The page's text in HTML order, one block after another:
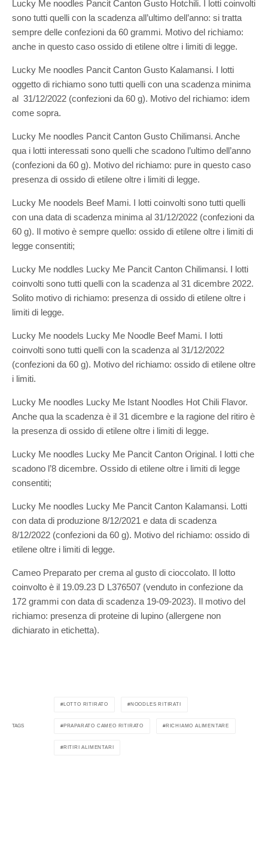
Lucky Me noodles Pancit Canton Gusto Hotchili. I lotti coinvolti
sono tutti quelli con la scadenza all’ultimo dell’anno: si tratta
sempre delle confezioni da 60 grammi. Motivo del richiamo:
anche in questo caso ossido di etilene oltre i limiti di legge.
Lucky Me noodles Pancit Canton Gusto Kalamansi. I lotti
oggetto di richiamo sono tutti quelli con una scadenza minima
al 31/12/2022 (confezioni da 60 g). Motivo del richiamo: idem
come sopra.
Lucky Me noodles Pancit Canton Gusto Chilimansi. Anche
qua i lotti interessati sono quelli che scadono l’ultimo dell’anno
(confezioni da 60 g). Motivo del richiamo: pure in questo caso
presenza di ossido di etilene oltre i limiti di legge.
Lucky Me noodels Beef Mami. I lotti coinvolti sono tutti quelli
con una data di scadenza minima al 31/12/2022 (confezioni da
60 g). Il motivo è sempre quello: ossido di etilene oltre i limiti di
legge consentiti;
Lucky Me noddles Lucky Me Pancit Canton Chilimansi. I lotti
coinvolti sono tutti quelli con la scadenza al 31 dicembre 2022.
Solito motivo di richiamo: presenza di ossido di etilene oltre i
limiti di legge.
Lucky Me noodels Lucky Me Noodle Beef Mami. I lotti
coinvolti sono tutti quelli con la scadenza al 31/12/2022
(confezioni da 60 g). Motivo del richiamo: ossido di etilene oltre
i limiti.
Lucky Me noodles Lucky Me Istant Noodles Hot Chili Flavor.
Anche qua la scadenza è il 31 dicembre e la ragione del ritiro è
la presenza di ossido di etilene oltre i limiti di legge.
Lucky Me noodles Lucky Me Pancit Canton Original. I lotti che
scadono l’8 dicembre. Ossido di etilene oltre i limiti di legge
consentiti;
Lucky Me noodles Lucky Me Pancit Canton Kalamansi. Lotti
con data di produzione 8/12/2021 e data di scadenza
8/12/2022 (confezioni da 60 g). Motivo del richiamo: ossido di
etilene oltre i limiti di legge.
Cameo Preparato per crema al gusto di cioccolato. Il lotto
coinvolto è il 19.09.23 D L376507 (venduto in confezione da
172 grammi con data di scadenza 19-09-2023). Il motivo del
richiamo: presenza di proteine di lupino (allergene non
dichiarato in etichetta).
TAGS
LOTTO RITIRATO NOODLES RITIRATI
PRAPARATO CAMEO RITIRATO RICHIAMO ALIMENTARE
RITIRI ALIMENTARI